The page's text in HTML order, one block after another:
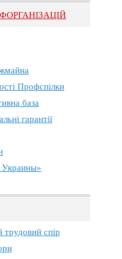
Профспілки
база
гарантії
Украины»
трудовий спір